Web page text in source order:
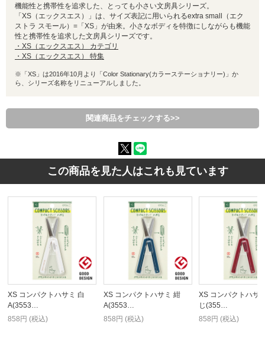
機能性と携帯性を追求した、とっても小さい文房具シリーズ。
「XS（エックスエス）」は、サイズ表記に用いられるextra small（エク
ストラ スモール）=「XS」が由来。小さなボディを特徴にしながらも機能
性と携帯性を追求した文房具シリーズです。
・XS（エックスエス） カテゴリ
・XS（エックスエス） 特集
※「XS」は2016年10月より「Color Stationary(カラーステーショナリー)」か
ら、シリーズ名称をリニューアルしました。
関連商品をチェックする>>
この商品を見た人はこれも見ています
XS コンパクトハサミ 白
A(3553…
858円 (税込)
XS コンパクトハサミ 紺
A(3553…
858円 (税込)
XS コンパクトハサ
じ(355…
858円 (税込)